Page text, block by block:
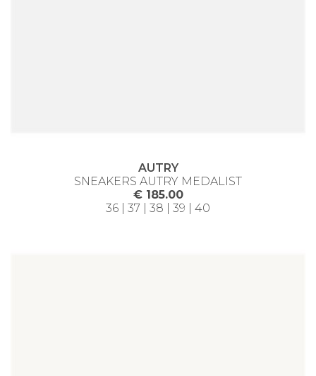
AUTRY
SNEAKERS AUTRY MEDALIST
€ 185.00
36 | 37 | 38 | 39 | 40